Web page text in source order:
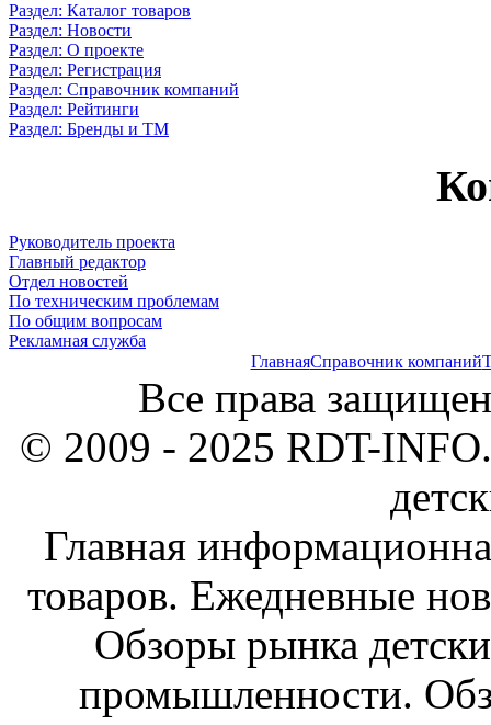
Раздел: Каталог товаров
Раздел: Новости
Раздел: О проекте
Раздел: Регистрация
Раздел: Справочник компаний
Раздел: Рейтинги
Раздел: Бренды и ТМ
Руководитель проекта
Главный редактор
Отдел новостей
По техническим проблемам
По общим вопросам
Рекламная служба
ГлавнаяСправочник компаний
Все права
© 2009 - 2025 RDT-
Главная
товаров. Ежедневные
Обзоры рынка
промышленности.